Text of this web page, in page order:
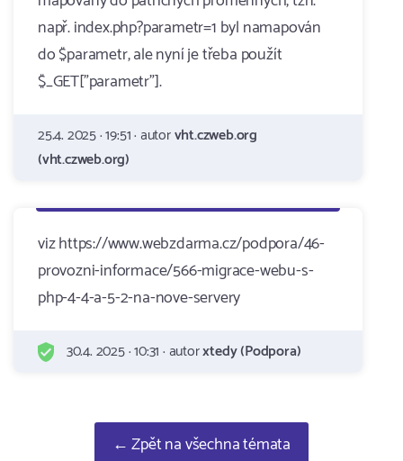
např. index.php?parametr=1 byl namapován
do $parametr, ale nyní je třeba použít
$_GET["parametr"].
25.4. 2025 · 19:51 · autorvht.czweb.org
(vht.czweb.org)
viz https://www.webzdarma.cz/podpora/46-
provozni-informace/566-migrace-webu-s-
php-4-4-a-5-2-na-nove-servery
30.4. 2025 · 10:31 · autorxtedy (Podpora)
← Zpět na všechna témata